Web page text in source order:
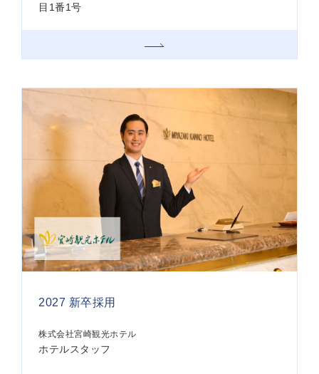
目1番1号
2027 新卒採用
株式会社宮崎観光ホテル
ホテルスタッフ